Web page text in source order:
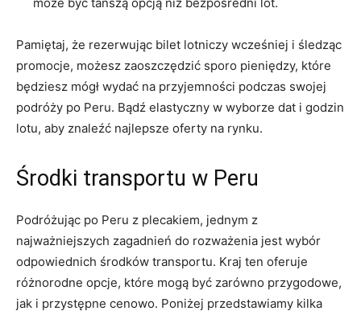
Pamiętaj, że rezerwując ⁣bilet lotniczy wcześniej i śledząc
promocje, możesz zaoszczędzić sporo ​pieniędzy, które
będziesz mógł⁣ wydać na przyjemności podczas swojej‌
podróży⁢ po Peru. Bądź elastyczny w wyborze ⁢dat i godzin
lotu,⁣ aby znaleźć najlepsze oferty⁢ na ​rynku.
Środki transportu w Peru
Podróżując po Peru z ‌plecakiem, ⁢jednym‍ z
najważniejszych zagadnień do rozważenia jest ⁢wybór
odpowiednich⁢ środków transportu. Kraj ten oferuje⁤
różnorodne opcje, które mogą być zarówno przygodowe,
jak‍ i przystępne cenowo. Poniżej‍ przedstawiamy​ kilka